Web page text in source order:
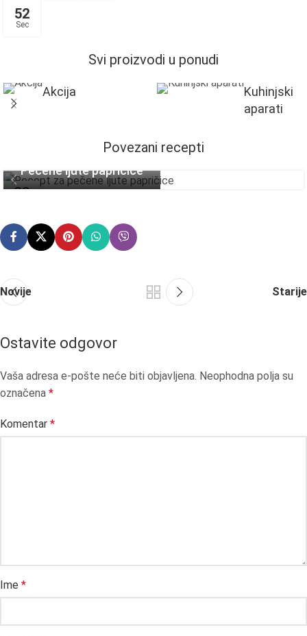
51
Sec
Svi proizvodi u ponudi
Akcija
Kuhinjski
aparati
Povezani recepti
29
Pečene ljute papričice
Novije Starije
Ostavite odgovor
Vaša adresa e-pošte neće biti objavljena. Neophodna polja su
označena *
Komentar *
Ime *